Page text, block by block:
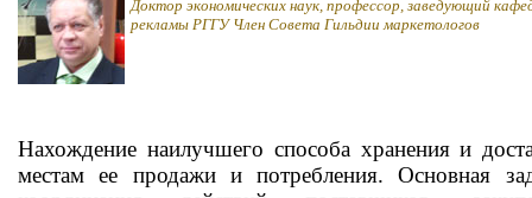
Доктор экономических наук, профессор, заведующий
рекламы РГГУ Член Совета Гильдии маркетологов
Нахождение наилучшего способа хранения и
местам ее продажи и потребления. Основная